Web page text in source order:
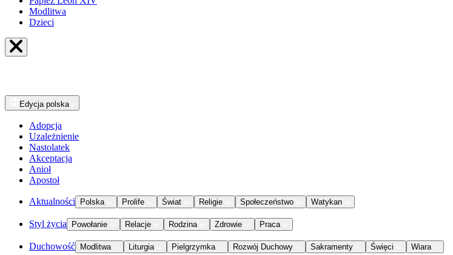
Modlitwa
Dzieci
Edycja polska
Adopcja
Uzależnienie
Nastolatek
Akceptacja
Anioł
Apostoł
Aktualności Polska Prolife Świat Religie Społeczeństwo Watykan
Styl życia Powołanie Relacje Rodzina Zdrowie Praca
Duchowość Modlitwa Liturgia Pielgrzymka Rozwój Duchowy Sakramenty Święci Wiara